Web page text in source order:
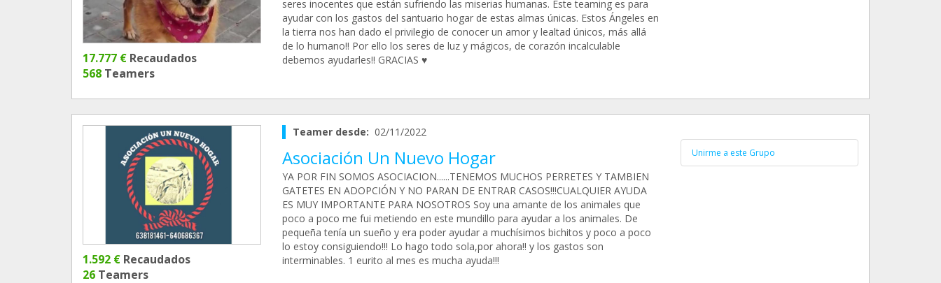
17.777 € Recaudados
568 Teamers
seres inocentes que están sufriendo las miserias humanas. Este teaming es para
ayudar con los gastos del santuario hogar de estas almas únicas. Estos Ángeles en
la tierra nos han dado el privilegio de conocer un amor y lealtad únicos, más allá
de lo humano!! Por ello los seres de luz y mágicos, de corazón incalculable
debemos ayudarles!! GRACIAS ♥️
1.592 € Recaudados
26 Teamers
Teamer desde: 02/11/2022
Asociación Un Nuevo Hogar
YA POR FIN SOMOS ASOCIACION......TENEMOS MUCHOS PERRETES Y TAMBIEN
GATETES EN ADOPCIÓN Y NO PARAN DE ENTRAR CASOS!!!CUALQUIER AYUDA
ES MUY IMPORTANTE PARA NOSOTROS Soy una amante de los animales que
poco a poco me fui metiendo en este mundillo para ayudar a los animales. De
pequeña tenía un sueño y era poder ayudar a muchísimos bichitos y poco a poco
lo estoy consiguiendo!!! Lo hago todo sola,por ahora!! y los gastos son
interminables. 1 eurito al mes es mucha ayuda!!!
Unirme a este Grupo